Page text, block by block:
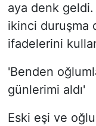
aya denk
ikinci duruşma
ifadelerini
'Benden
günlerimi aldı'
Eski eşi ve